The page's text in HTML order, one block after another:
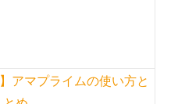
アマプライムの使い方と